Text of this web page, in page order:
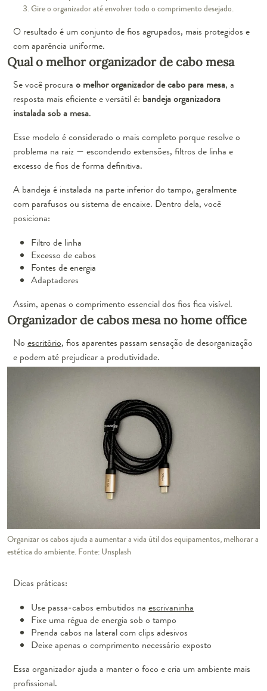
Gire o organizador até envolver todo o comprimento desejado.
O resultado é um conjunto de fios agrupados, mais protegidos e
com aparência uniforme.
Qual o melhor organizador de cabo mesa
Se você procura o melhor organizador de cabo para mesa, a
resposta mais eficiente e versátil é: bandeja organizadora
instalada sob a mesa.
Esse modelo é considerado o mais completo porque resolve o
problema na raiz — escondendo extensões, filtros de linha e
excesso de fios de forma definitiva.
A bandeja é instalada na parte inferior do tampo, geralmente
com parafusos ou sistema de encaixe. Dentro dela, você
posiciona:
Filtro de linha
Excesso de cabos
Fontes de energia
Adaptadores
Assim, apenas o comprimento essencial dos fios fica visível.
Organizador de cabos mesa no home office
No escritório, fios aparentes passam sensação de desorganização
e podem até prejudicar a produtividade.
Organizar os cabos ajuda a aumentar a vida útil dos equipamentos, melhorar a
estética do ambiente. Fonte: Unsplash
Dicas práticas:
Use passa-cabos embutidos na escrivaninha
Fixe uma régua de energia sob o tampo
Prenda cabos na lateral com clips adesivos
Deixe apenas o comprimento necessário exposto
Essa organizador ajuda a manter o foco e cria um ambiente mais
profissional.